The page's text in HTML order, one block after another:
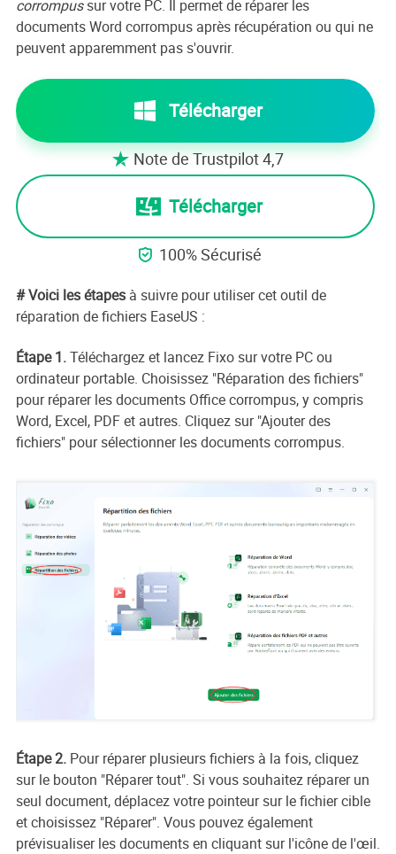
corrompussur votre PC. Il permet de réparer les
documents Word corrompus après récupération ou qui ne
peuvent apparemment pas s'ouvrir.
Télécharger
 Note de Trustpilot 4,7
Télécharger
 100% Sécurisé
# Voici les étapesà suivre pour utiliser cet outil de
réparation de fichiers EaseUS :
Étape 1.Téléchargez et lancez Fixo sur votre PC ou
ordinateur portable. Choisissez "Réparation des fichiers"
pour réparer les documents Office corrompus, y compris
Word, Excel, PDF et autres. Cliquez sur "Ajouter des
fichiers" pour sélectionner les documents corrompus.
Étape 2. Pour réparer plusieurs fichiers à la fois, cliquez
sur le bouton "Réparer tout". Si vous souhaitez réparer un
seul document, déplacez votre pointeur sur le fichier cible
et choisissez "Réparer". Vous pouvez également
prévisualiser les documents en cliquant sur l'icône de l'œil.